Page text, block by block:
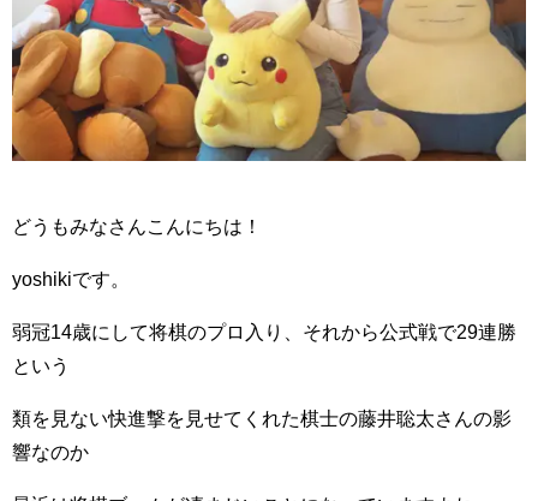
どうもみなさんこんにちは！
yoshikiです。
弱冠14歳にして将棋のプロ入り、それから公式戦で29連勝
という
類を見ない快進撃を見せてくれた棋士の藤井聡太さんの影
響なのか